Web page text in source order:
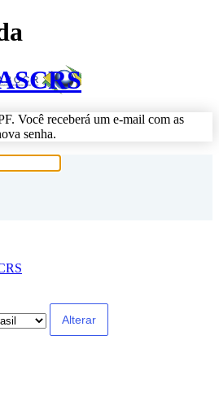
Você receberá um e-mail com as
senha.